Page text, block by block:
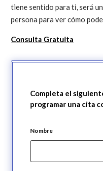
tiene sentido para ti, será
persona para ver cómo
Consulta Gratuita
Completa el
programar una cita
Nombre